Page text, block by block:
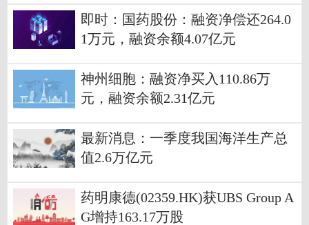
即时：国药股份：融资净偿还264.0
1万元，融资余额4.07亿元
神州细胞：融资净买入110.86万
元，融资余额2.31亿元
最新消息：一季度我国海洋生产总
值2.6万亿元
药明康德(02359.HK)获UBS Group A
G增持163.17万股